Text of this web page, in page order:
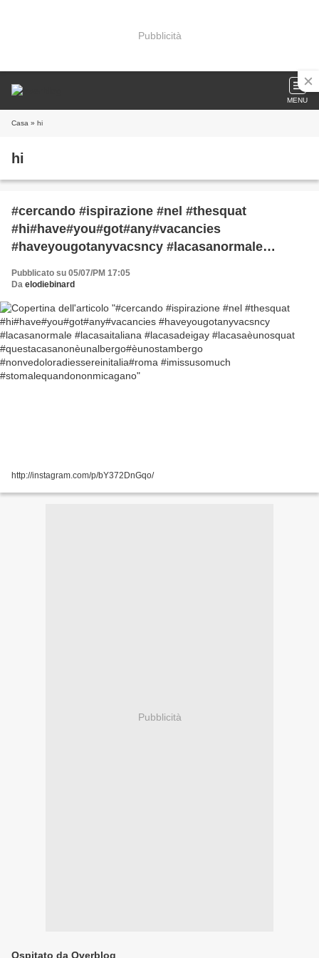
Pubblicità
MENU
Casa » hi
hi
#cercando #ispirazione #nel #thesquat
#hi#have#you#got#any#vacancies
#haveyougotanyvacsncy #lacasanormale
#questacasanonèunalbergo#èunostambergo
#imissusomuch #stomalequandononmicagano
Pubblicato su 05/07/PM 17:05
Da elodiebinard
http://instagram.com/p/bY372DnGqo/
Pubblicità
Ospitato da Overblog